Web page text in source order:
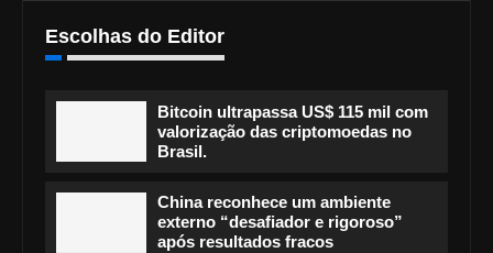
Escolhas do Editor
Bitcoin ultrapassa US$ 115 mil com
valorização das criptomoedas no
Brasil.
China reconhece um ambiente
externo “desafiador e rigoroso”
após resultados fracos